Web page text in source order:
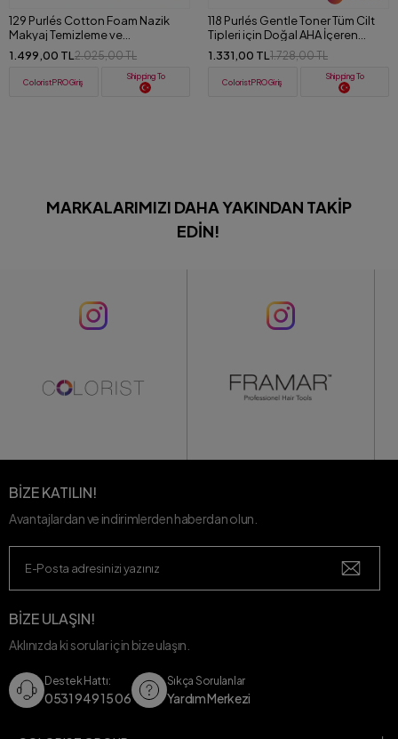
129 Purlés Cotton Foam Nazik
Makyaj Temizleme ve
Nemlendirici Köpük 125 ml
1.499,00 TL 2.025,00 TL
ColoristPRO Giriş
Shipping To
118 Purlés Gentle Toner Tüm Cilt
Tipleri için Doğal AHA İçeren
Aydınlatıcı Tonik 200 ml
1.331,00 TL 1.728,00 TL
ColoristPRO Giriş
Shipping To
MARKALARIMIZI DAHA YAKINDAN TAKIP
EDIN!
BİZE KATILIN!
Avantajlardan ve indirimlerden haberdan olun.
BİZE ULAŞIN!
Aklınızda ki sorular için bize ulaşın.
Destek Hattı:
0531 949 15 06
Sıkça Sorulanlar
Yardım Merkezi